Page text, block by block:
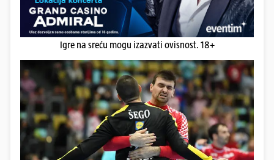
Igre na sreću mogu izazvati ovisnost. 18+